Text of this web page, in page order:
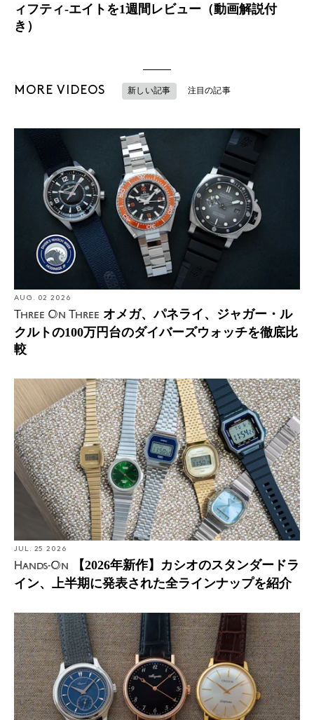
ィフティ-エイトを1週間レビュー（動画解説付
き）
MORE VIDEOS 新しい記事 注目の記事
AUG. 02 2026
Three On Three オメガ、パネライ、ジャガー・ル
クルトの100万円台のダイバーズウォッチを徹底比
較
JUL. 25 2026
Hands-On
【2026年新作】カシオのスタンダードラ
イン、上半期に発表された全ラインナップを紹介